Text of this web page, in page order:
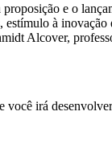
e o
estímulo à
Alcover,
você irá